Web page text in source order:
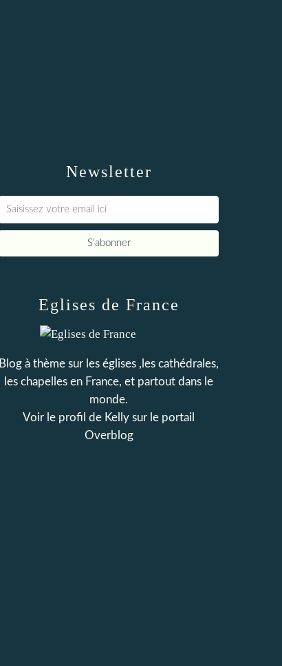
Newsletter
Eglises de France
Blog à thème sur les églises ,les cathédrales,
les chapelles en France, et partout dans le
monde.
Voir le profil de Kelly sur le portail
Overblog